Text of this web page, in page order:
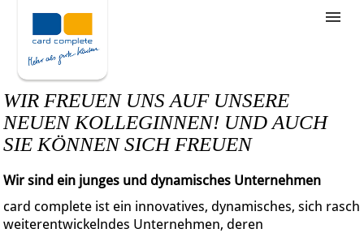
Stellenangebote
Unternehmensziele
Was wir bieten
Wie bewerbe ich mich
WIR FREUEN UNS AUF UNSERE
NEUEN KOLLEGINNEN! UND AUCH
SIE KÖNNEN SICH FREUEN
Wir sind ein junges und dynamisches Unternehmen
card complete ist ein innovatives, dynamisches, sich rasch
weiterentwickelndes Unternehmen, deren